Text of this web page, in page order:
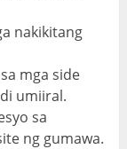
nakikitang
mga side
umiiral.
sa
ng gumawa.